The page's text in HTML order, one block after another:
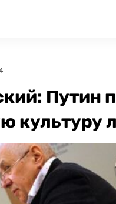
Путин
культуру